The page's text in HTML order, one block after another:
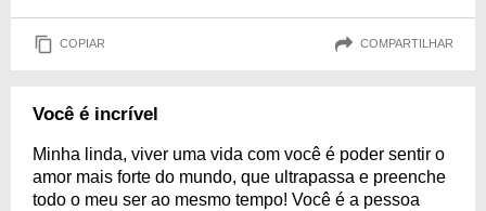
COPIAR COMPARTILHAR
Você é incrível
Minha linda, viver uma vida com você é poder sentir o
amor mais forte do mundo, que ultrapassa e preenche
todo o meu ser ao mesmo tempo! Você é a pessoa